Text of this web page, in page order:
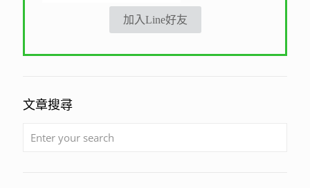
加入Line好友
文章搜尋